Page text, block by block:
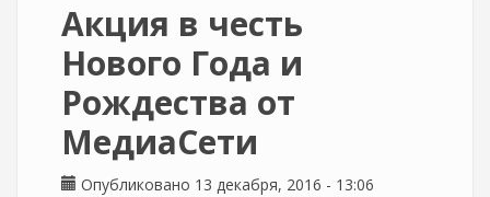
Акция в честь
Нового Года и
Рождества от
МедиаСети
Опубликовано 13 декабря, 2016 - 13:06